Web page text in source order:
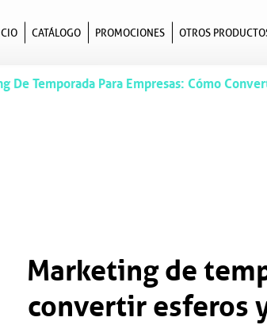
CATÁLOGO PROMOCIONES OTROS
De Temporada Para Empresas: Cómo
Marketing de
convertir esferos